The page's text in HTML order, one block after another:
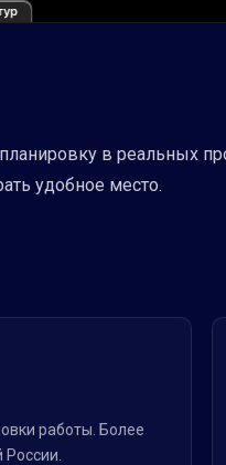
в реальных
удобное место.
работы. Более